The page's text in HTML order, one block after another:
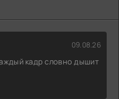
09.08.26
кадр словно дышит